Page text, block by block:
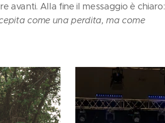
avanti. Alla fine il messaggio è chiaro:
come una perdita, ma come